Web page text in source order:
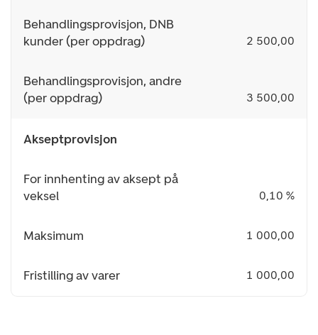
Behandlingsprovisjon, DNB
kunder (per oppdrag)
2 500,00
Behandlingsprovisjon, andre
(per oppdrag)
3 500,00
Akseptprovisjon
For innhenting av aksept på
veksel
0,10 %
Maksimum 1 000,00
Fristilling av varer 1 000,00